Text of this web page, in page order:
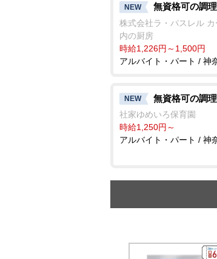
NEW 無資格可の調
株式会社ラ・パスレル
内の厨房
時給1,226円～1,500円
アルバイト・パート / 神
NEW 無資格可の調
社家ゆめいろ保育園
時給1,250円～
アルバイト・パート / 神